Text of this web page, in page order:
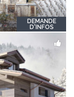
DEMANDE
D'INFOS